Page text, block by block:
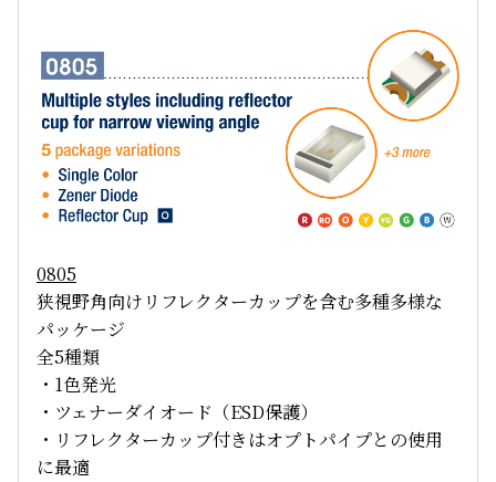
0805
狭視野角向けリフレクターカップを含む多種多様な
パッケージ
全5種類
・1色発光
・ツェナーダイオード（ESD保護）
・リフレクターカップ付きはオプトパイプとの使用
に最適